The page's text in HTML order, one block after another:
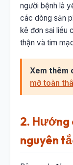
người bệnh là
các dòng sản
kê đơn sai liều
thận và tim
Xem thêm
mỡ toàn
2. Hướng
nguyên